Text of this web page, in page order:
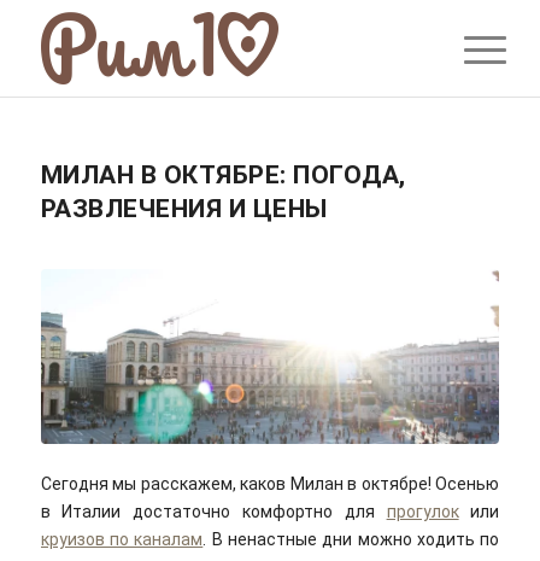
МИЛАН В ОКТЯБРЕ: ПОГОДА,
РАЗВЛЕЧЕНИЯ И ЦЕНЫ
Сегодня мы расскажем, каков Милан в октябре! Осенью
в Италии достаточно комфортно для прогулокили
круизов по каналам . В ненастные дни можно ходить по